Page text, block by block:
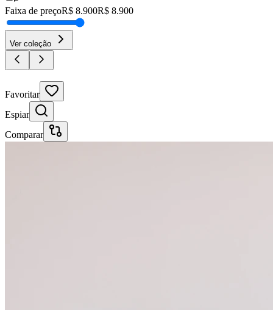
Faixa de preçoR$ 8.900R$ 8.900
Ver coleção
Favoritar
Espiar
Comparar